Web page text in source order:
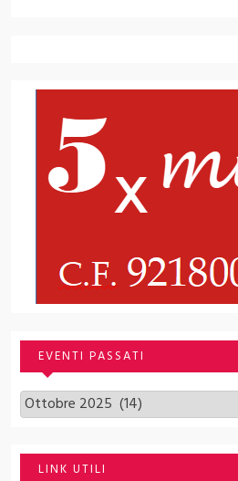
EVENTI PASSATI
Archivi
LINK UTILI